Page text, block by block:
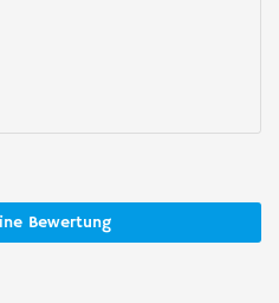
Bewertung